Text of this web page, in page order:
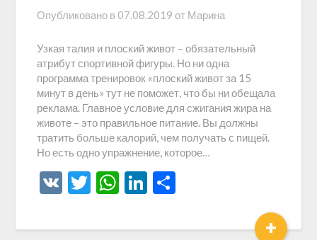
Опубликовано в 07.08.2019 от Марина
Узкая талия и плоский живот – обязательный
атрибут спортивной фигуры. Но ни одна
программа тренировок «плоский живот за 15
минут в день» тут не поможет, что бы ни обещала
реклама. Главное условие для сжигания жира на
животе – это правильное питание. Вы должны
тратить больше калорий, чем получать с пищей.
Но есть одно упражнение, которое…
VK Twitter
WhatsApp
LinkedIn
+